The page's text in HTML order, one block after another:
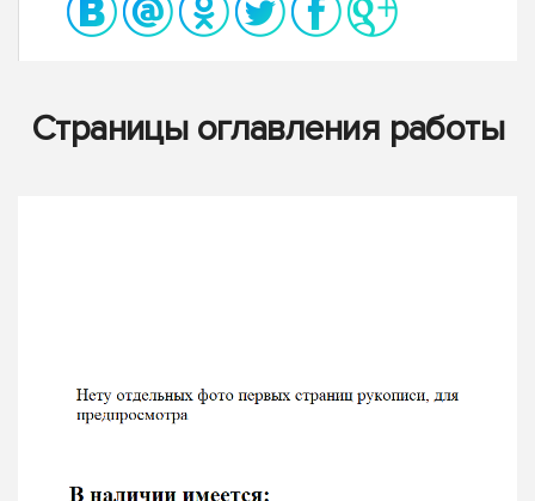
Страницы оглавления работы